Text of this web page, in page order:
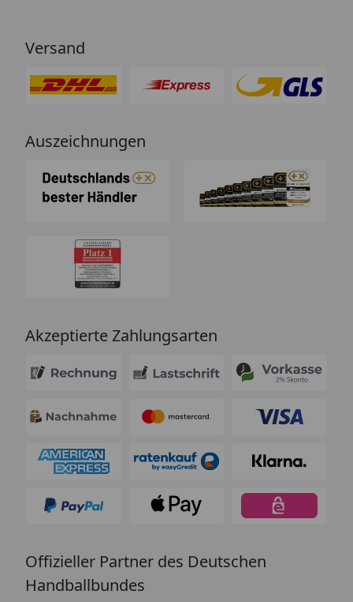
Versand
Auszeichnungen
Akzeptierte Zahlungsarten
Offizieller Partner des Deutschen
Handballbundes